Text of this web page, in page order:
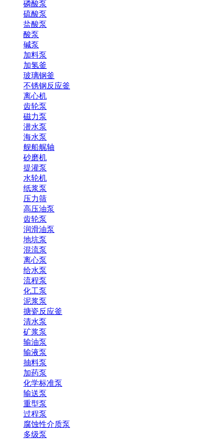
磷酸泵
硫酸泵
盐酸泵
酸泵
碱泵
加料泵
加氢釜
玻璃钢釜
不锈钢反应釜
离心机
齿轮泵
磁力泵
潜水泵
海水泵
舰船艉轴
砂磨机
提灌泵
水轮机
纸浆泵
压力筛
高压油泵
齿轮泵
润滑油泵
地坑泵
混流泵
离心泵
给水泵
流程泵
化工泵
泥浆泵
搪瓷反应釜
清水泵
矿浆泵
输油泵
输液泵
抽料泵
加药泵
化学标准泵
输送泵
重型泵
过程泵
腐蚀性介质泵
多级泵